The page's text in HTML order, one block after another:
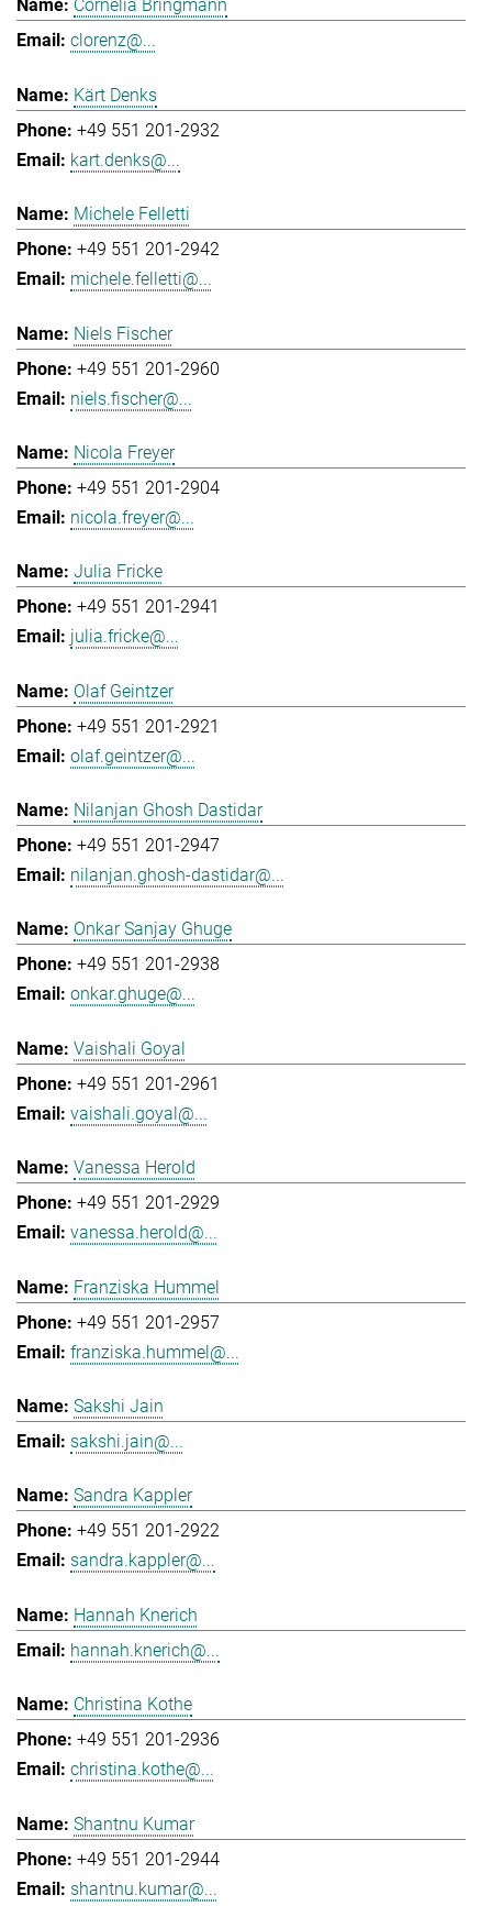
Cornelia Bringmann
clorenz@...
Kärt Denks
+49 551 201-2932
kart.denks@...
Michele Felletti
+49 551 201-2942
michele.felletti@...
Niels Fischer
+49 551 201-2960
niels.fischer@...
Nicola Freyer
+49 551 201-2904
nicola.freyer@...
Julia Fricke
+49 551 201-2941
julia.fricke@...
Olaf Geintzer
+49 551 201-2921
olaf.geintzer@...
Nilanjan Ghosh Dastidar
+49 551 201-2947
nilanjan.ghosh-dastidar@...
Onkar Sanjay Ghuge
+49 551 201-2938
onkar.ghuge@...
Vaishali Goyal
+49 551 201-2961
vaishali.goyal@...
Vanessa Herold
+49 551 201-2929
vanessa.herold@...
Franziska Hummel
+49 551 201-2957
franziska.hummel@...
Sakshi Jain
sakshi.jain@...
Sandra Kappler
+49 551 201-2922
sandra.kappler@...
Hannah Knerich
hannah.knerich@...
Christina Kothe
+49 551 201-2936
christina.kothe@...
Shantnu Kumar
+49 551 201-2944
shantnu.kumar@...